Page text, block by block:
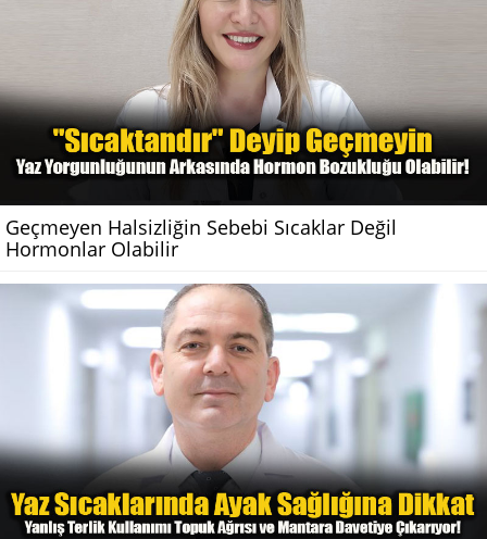
Geçmeyen Halsizliğin Sebebi Sıcaklar Değil
Hormonlar Olabilir